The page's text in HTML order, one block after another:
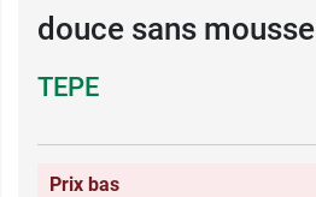
douce sans mousse
TEPE
Prix bas